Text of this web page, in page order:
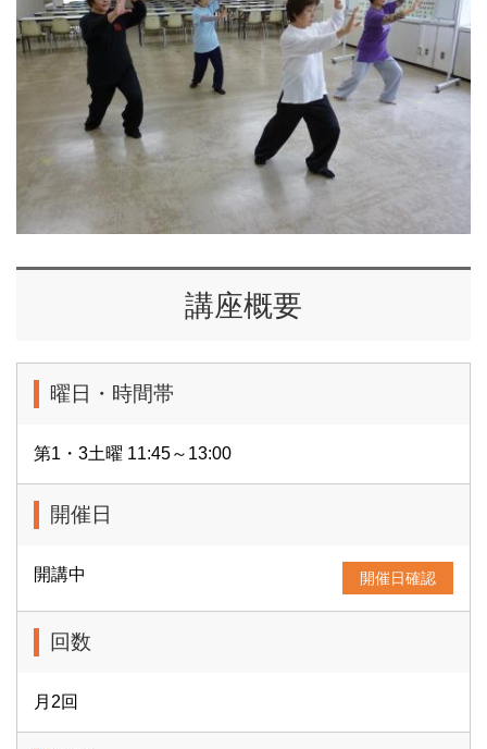
講座概要
曜日・時間帯
第1・3土曜 11:45～13:00
開催日
開講中 開催日確認
回数
月2回